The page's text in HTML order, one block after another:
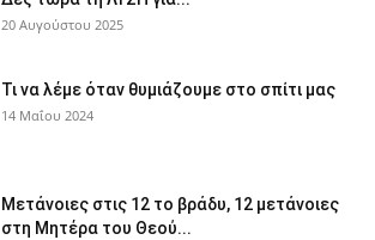
20 Αυγούστου 2025
Τι να λέμε όταν θυμιάζουμε στο σπίτι μας
14 Μαΐου 2024
Μετάνοιες στις 12 το βράδυ, 12 μετάνοιες
στη Μητέρα του Θεού...